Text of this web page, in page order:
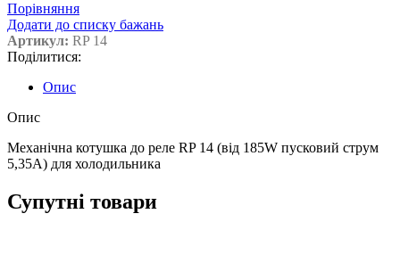
Порівняння
Додати до списку бажань
Артикул: RP 14
Поділитися:
Опис
Опис
Механічна котушка до реле RP 14 (від 185W пусковий струм
5,35A) для холодильника
Супутні товари